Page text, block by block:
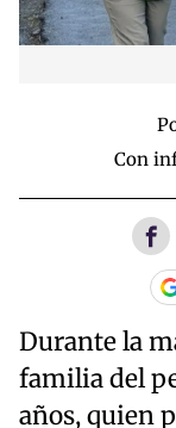
Con
Durante la
familia del
años, quien